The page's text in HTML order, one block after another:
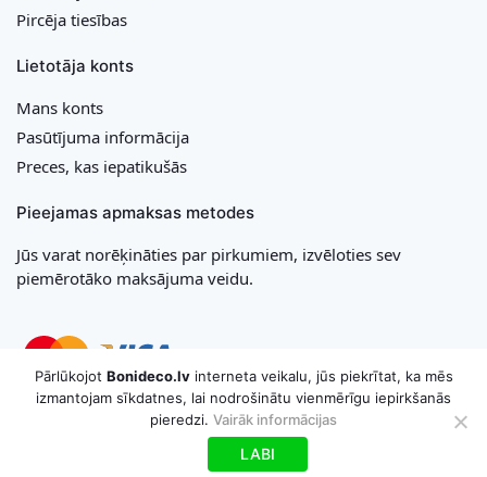
Pircēja tiesības
Lietotāja konts
Mans konts
Pasūtījuma informācija
Preces, kas iepatikušās
Pieejamas apmaksas metodes
Jūs varat norēķināties par pirkumiem, izvēloties sev
piemērotāko maksājuma veidu.
Copyright © 2026 MB „Bonideco“. Visas tiesības aizsargātas
Pārlūkojot Bonideco.lvinterneta veikalu, jūs piekrītat, ka mēs
izmantojam sīkdatnes, lai nodrošinātu vienmērīgu iepirkšanās
pieredzi. Vairāk informācijas
LABI